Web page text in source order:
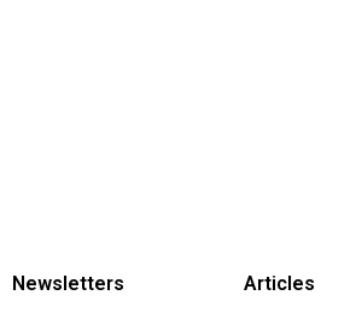
Newsletters
Articles